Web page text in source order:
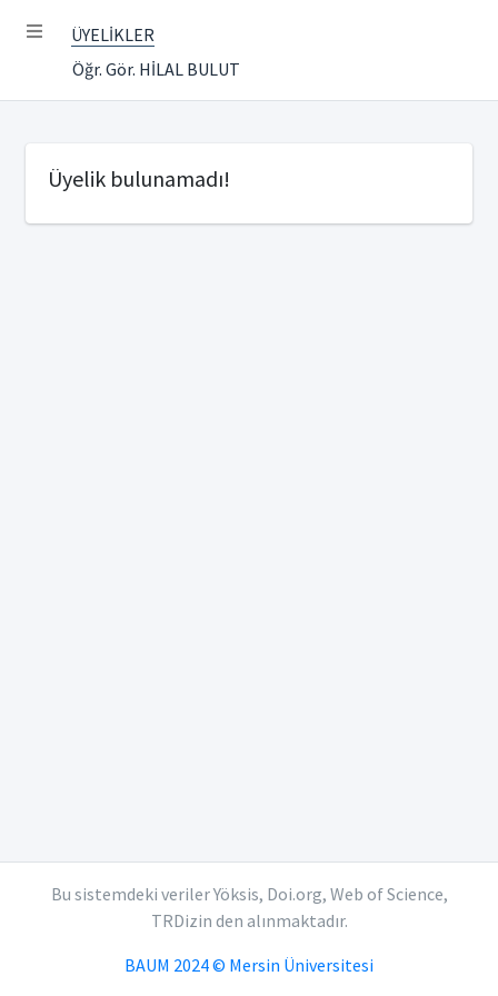
ÜYELİKLER
Öğr. Gör. HİLAL BULUT
Üyelik bulunamadı!
Bu sistemdeki veriler Yöksis, Doi.org, Web of Science,
TRDizin den alınmaktadır.
BAUM 2024 © Mersin Üniversitesi